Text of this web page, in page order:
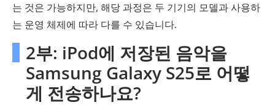
는 것은 가능하지만, 해당 과정은 두 기기의 모델과 사용하
는 운영 체제에 따라 다를 수 있습니다.
2부: iPod에 저장된 음악을
Samsung Galaxy S25로 어떻
게 전송하나요?